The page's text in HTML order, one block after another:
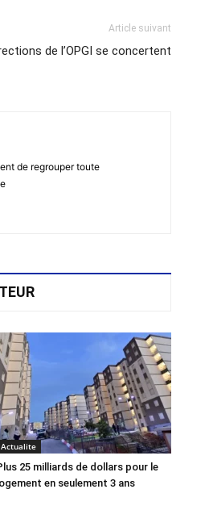
Article suivant
de l’OPGI se concertent
de regrouper toute
Actualite
25 milliards de dollars pour le
logement en seulement 3 ans